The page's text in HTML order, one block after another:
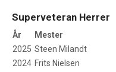
Superveteran Herrer
År Mester
2025 Steen Milandt
2024 Frits Nielsen